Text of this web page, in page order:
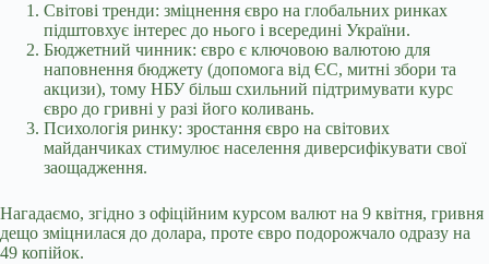
Світові тренди: зміцнення євро на глобальних ринках
підштовхує інтерес до нього і всередині України.
Бюджетний чинник: євро є ключовою валютою для
наповнення бюджету (допомога від ЄС, митні збори та
акцизи), тому НБУ більш схильний підтримувати курс
євро до гривні у разі його коливань.
Психологія ринку: зростання євро на світових
майданчиках стимулює населення диверсифікувати свої
заощадження.
Нагадаємо, згідно з офіційним курсом валют на 9 квітня, гривня
дещо зміцнилася до долара, проте євро подорожчало одразу на
49 копійок.